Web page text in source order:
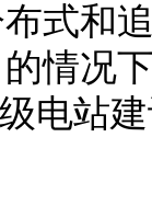
和追
情况
电站